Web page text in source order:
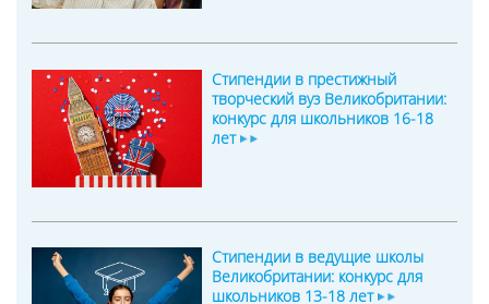
Стипендии в престижный
творческий вуз Великобритании:
конкурс для школьников 16-18
лет
Стипендии в ведущие школы
Великобритании: конкурс для
школьников 13-18 лет